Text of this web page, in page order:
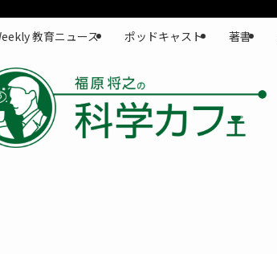
教育ニュース ポッドキャスト 著書